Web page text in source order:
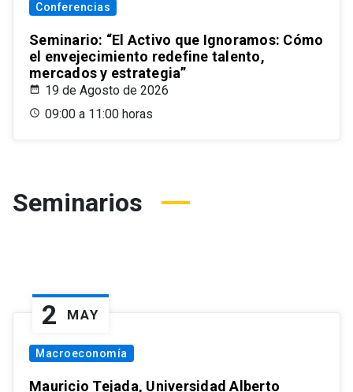
Conferencias
Seminario: “El Activo que Ignoramos: Cómo
el envejecimiento redefine talento,
mercados y estrategia”
19 de Agosto de 2026
09:00 a 11:00 horas
Seminarios
2 MAY
Macroeconomía
Mauricio Tejada, Universidad Alberto